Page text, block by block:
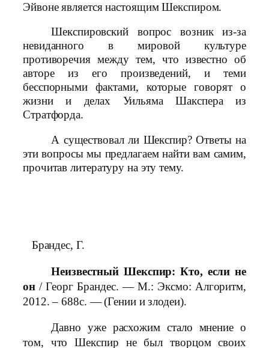
Эйвоне является настоящим Шекспиром.
Шекспировский вопрос возник из-за
невиданного в мировой культуре
противоречия между тем, что известно об
авторе из его произведений, и теми
бесспорными фактами, которые говорят о
жизни и делах Уильяма Шакспера из
Стратфорда.
А существовал ли Шекспир? Ответы на
эти вопросы мы предлагаем найти вам самим,
прочитав литературу на эту тему.
Брандес, Г.
Неизвестный Шекспир: Кто, если не
он/ Георг Брандес. — М.: Эксмо: Алгоритм,
2012. – 688с. — (Гении и злодеи).
Давно уже расхожим стало мнение о
том, что Шекспир не был творцом своих